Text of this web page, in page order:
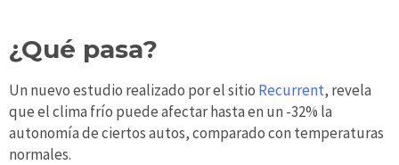
¿Qué pasa?
Un nuevo estudio realizado por el sitio Recurrent, revela
que el clima frío puede afectar hasta en un -32% la
autonomía de ciertos autos, comparado con temperaturas
normales.